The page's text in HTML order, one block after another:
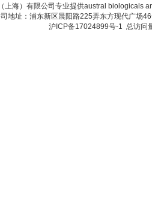
上海）有限公司专业提供austral biologicals
地址：浦东新区晨阳路225弄东方现代广场
沪ICP备17024899号-1 总访问